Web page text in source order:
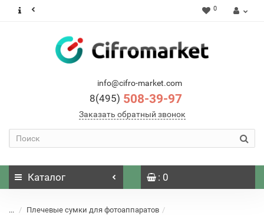
0
info@cifro-market.com
8(495) 508-39-97
Заказать обратный звонок
Каталог : 0
... Плечевые сумки для фотоаппаратов